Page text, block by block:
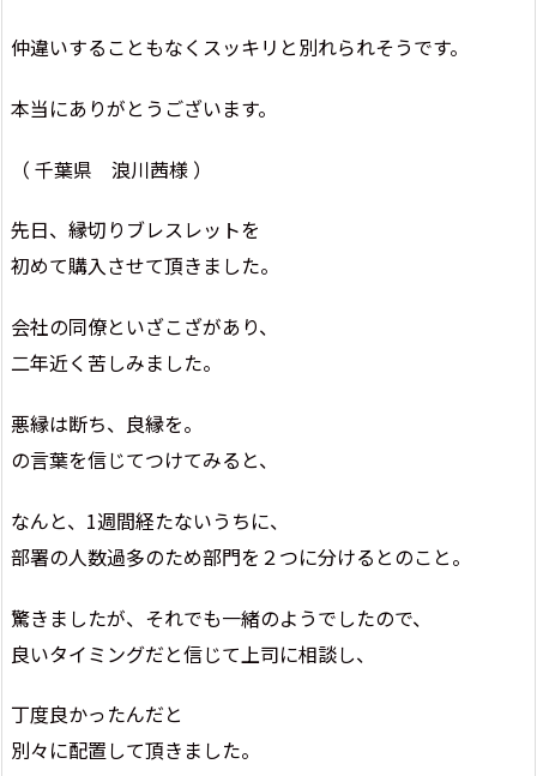
仲違いすることもなくスッキリと別れられそうです。
本当にありがとうございます。
（ 千葉県 浪川茜様 ）
先日、縁切りブレスレットを
初めて購入させて頂きました。
会社の同僚といざこざがあり、
二年近く苦しみました。
悪縁は断ち、良縁を。
の言葉を信じてつけてみると、
なんと、1週間経たないうちに、
部署の人数過多のため部門を２つに分けるとのこと。
驚きましたが、それでも一緒のようでしたので、
良いタイミングだと信じて上司に相談し、
丁度良かったんだと
別々に配置して頂きました。